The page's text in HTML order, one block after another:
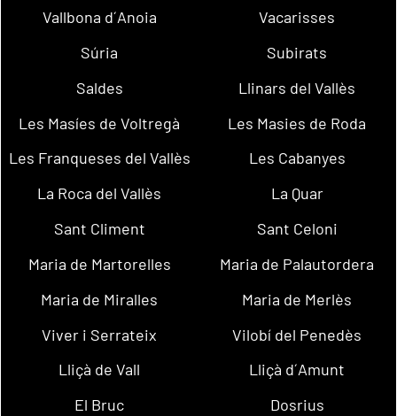
Vallbona d´Anoia
Vacarisses
Súria
Subirats
Saldes
Llinars del Vallès
Les Masíes de Voltregà
Les Masies de Roda
Les Franqueses del Vallès
Les Cabanyes
La Roca del Vallès
La Quar
Sant Climent
Sant Celoni
Maria de Martorelles
Maria de Palautordera
Maria de Miralles
Maria de Merlès
Viver i Serrateix
Vilobí del Penedès
Lliçà de Vall
Lliçà d´Amunt
El Bruc
Dosrius